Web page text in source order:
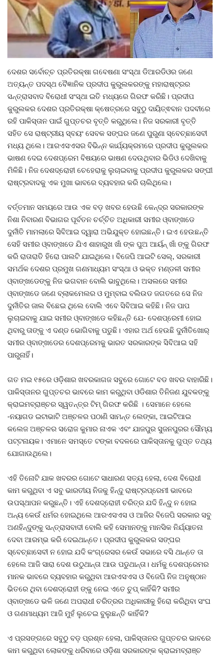
Gallery
ସାହିତ୍ୟ
ସଂସ୍କୃତି
ସିନେମା
ଭିଡିଓ
ଦେଶର ସର୍ବୋଚ୍ଚ ପ୍ରତିରକ୍ଷା ଗବେଷଣା ସଂସ୍ଥା ଡିଆରଡିଓର ଜଣେ
ଅତ୍ୟନ୍ତ ପଦସ୍ଥ ବୈଜ୍ଞାନିକ ପ୍ରଦୀପ କୁରୁଲକରଙ୍କୁ ମହାରାଷ୍ଟ୍ରର
ସନ୍ତ୍ରାସବାଦ ବିରୋଧୀ ସଂସ୍ଥା ଇତି ମଧ୍ୟରେ ଗିରଫ କରିଛି। ପ୍ରଦୀପ
କୁରୁଲକର ଦେଶର ପ୍ରତିରକ୍ଷା କ୍ଷେତ୍ରରେ ସବୁଠୁ ଦାୟିତ୍ଵବାନ ପଦବୀରେ
ରହି ପାକିସ୍ତାନ ପାଇଁ ଗୁପ୍ତଚର ବୃତ୍ତି କରୁଥିଲେ। ନିଜ ସରକାରୀ ବୃତ୍ତି
ସହିତ ସେ ରାଷ୍ଟ୍ରୀୟ ସ୍ବୟଂ ସେବକ ସଙ୍ଘର ଜଣେ ପୁରୁଣା ସ୍ବେଚ୍ଛାସେବୀ
ମଧ୍ୟ ଥିଲେ। ଆରଏସଏସର ବିଭିନ୍ନ କାର୍ଯ୍ୟକ୍ରମରେ ପ୍ରଦୀପ କୁରୁଲକର
ଭାଷଣ ଦେଇ ଦେଶପ୍ରେମ ବିଷୟରେ ଭାଷଣ ଦେଉଥିବାର ଭିଡିଓ ଦେଖିବାକୁ
ମିଳିଛି। ନିଜ ଦେଶଦ୍ରୋହୀ ଚେହେରାକୁ ଲୁଚାଇବାକୁ ପ୍ରଦୀପ କୁରୁଲକର ସଙ୍ଘୀ
ରାଷ୍ଟ୍ରବାଦକୁ ଏକ ମୁଖା ଭାବରେ ବ୍ୟବହାର କରି ଚାଲିଥିଲେ।
ବର୍ତ୍ତମାନ ସମୟରେ ଆଉ ଏକ ବଡ଼ ଖବର ହେଉଛି କେନ୍ଦ୍ର ସରକାରଙ୍କ
ନିଶା ନିବାରଣ ବିଭାଗର ପୂର୍ବତନ ଚର୍ଚ୍ଚିତ ଅଧିକାରୀ ସମୀର ଓ୍ବାଙ୍ଖଡେ
ଦୁର୍ନୀତି ମାମଲାରେ ସିବିଆଇ ଦ୍ୱାରା ଅଭିଯୁକ୍ତ ହୋଇଛନ୍ତି। ଇଏ ହେଉଛନ୍ତି
ସେହି ସମୀର ଓ୍ବାଙ୍ଖଡେ ଯିଏ ଶାହାରୁଖ ଖାଁ ଙ୍କ ପୁଅ ଆର୍ୟନ୍ ଖାଁ ଙ୍କୁ ଗିରଫ
କରି ରାତାରାତି ହିରୋ ପାଲଟି ଯାଇଥିଲେ। ବିଜେପି ଆଇଟି ସେଲ୍, ସରକାରୀ
ସମର୍ଥକ ଦେଶର ପ୍ରମୁଖ ଗଣମାଧ୍ୟମ ସଂସ୍ଥା ଓ ଭକ୍ତ ମଣ୍ଡଳୀ ସମୀର
ଓ୍ବାଙ୍ଖଡେଙ୍କୁ ନିଜ ଭଗବାନ ବୋଲି ଭାବୁଥିଲେ। ଅସଲରେ ସମୀର
ଓ୍ବାଙ୍ଖଡେ ଜଣେ ବ୍ଲାକମେଲର ଓ ମୁମ୍ବାଇ ବଲିଉଡ ଜଗତରେ ସେ ନିଜ
ଦୁର୍ନୀତିର ଜାଲ ବିଛେଇ ଥିଲେ ବୋଲି ଏବେ ସିବିଆଇ କହିଛି। ନିଜ ପାପ
ଲୁଚାଇବାକୁ ଯାଇ ସମୀର ଓ୍ବାଙ୍ଖଡେ କହିଛନ୍ତି ଯେ- ଦେଶପ୍ରେମୀ ହୋଇ
ଥିବାରୁ ତାଙ୍କୁ ଏ ଦଣ୍ଡ ଭୋଗିବାକୁ ପଡୁଛି। ଏହାର ଅର୍ଥ ହେଉଛି ଦୁର୍ନୀତିଖୋର୍
ସମୀର ଓ୍ବାଙ୍ଖଡେର ଦେଶପ୍ରେମକୁ ଭାରତ ସରକାରଙ୍କ ସିବିଆଇ ସହି
ପାରୁନାହିଁ।
ଗତ ମଇ ୧୫ରେ ଓଡ଼ିଶାର ଖବରକାଗଜ ସବୁରେ ଗୋଟେ ବଡ ଖବର ବାହାରିଛି।
ପାକିସ୍ତାନର ଗୁପ୍ତଚର ଭାବରେ କାମ କରୁଥିବା ଓଡିଶାର ତିନିଜଣ ଯୁବକଙ୍କୁ
କ୍ରାଇମବ୍ରାଞ୍ଚର ସ୍ୱତନ୍ତ୍ର ଟିମ୍ ଗିରଫ କରିଛି ‌। ସେମାନେ ହେଲେ
-ନୟାଗଡ ଇଟାଭାଟି ଅଞ୍ଚଳର ପଠାଣି ସାମନ୍ତ ଲେଙ୍କା, ଆଇଟିଆଇ
କଲେଜ ଅଞ୍ଚଳର ସରୋଜ କୁମାର ନାଏକ ଏବଂ ଯାଜପୁର ସୁଜନପୁରର ସୌମ୍ୟ
ପଟ୍ଟନାୟକ। ଏମାନେ ସମସ୍ତେ ଟଙ୍କା ବଦଳରେ ପାକିସ୍ତାନକୁ ଗୁପ୍ତ ତଥ୍ୟ
ଯୋଗାଉଥିଲେ।
ଏହି ତିନୋଟି ଯାକ ଖବରର ଗୋଟେ ସାଧାରଣ ସତ୍ୟ ହେଲା, ଦେଶ ବିରୋଧୀ
କାମ କରୁଥିବା ଏ ସବୁ ଭାରତୀୟ ନିଜକୁ ହିନ୍ଦୁ ରାଷ୍ଟ୍ରପ୍ରେମୀ ଭାବରେ
ଉପସ୍ଥାପନ କରୁଛନ୍ତି। ଏହି ଦେଶଦ୍ରୋହୀ ଚରିତ୍ର ଯଦି ହିନ୍ଦୁ ନ ହୋଇ
ଅନ୍ୟ କେଉଁ ଧର୍ମର ହୋଇଥିଲେ ଆରଏସଏସ ଓ ଆଜିର ବିଜେପି ସରକାର ସବୁ
ଅଣହିନ୍ଦୁଙ୍କୁ ସନ୍ତ୍ରାସବାଦୀ ବୋଲି କହି ସେମାନଙ୍କୁ ମାନସିକ ନିର୍ଯ୍ୟାତନା
ଦେବା ଆରମ୍ଭ କରି ଦେଇଥାନ୍ତେ। ପ୍ରଦୀପ କୁରୁଲକର ସଙ୍ଘର
ସ୍ବେଚ୍ଛାସେବୀ ନ ହୋଇ ଯଦି କଂଗ୍ରେସର କେଉଁ ସଭାରେ ବସି ଥାନ୍ତେ ତା
ହେଲେ ଆଜି ସାରା ଦେଶ ଉଠୁଥାନ୍ତା ଆଉ ପଡୁଥାନ୍ତା। ଧର୍ମକୁ ଦେଶପ୍ରେମର
ମାନକ ଭାବରେ ବ୍ୟବହାର କରୁଥିବା ଆରଏସଏସ ଓ ବିଜେପି ନିଜ ଅନୁଷ୍ଠାନ
ଭିତରେ ଥିବା ଦେଶଦ୍ରୋହୀ ଙ୍କୁ ନେଇ ଏତେ ଚୁପ୍ କାହିଁକି? ସମୀର
ଓ୍ବାଙ୍ଖଡେ ଭଳି ଜଣେ ଅପରାଧୀ ଚରିତ୍ରର ଅଧିକାରୀକୁ ହିରୋ କରିଥିବା ସଂଘ
ଓ ଗଣମାଧ୍ୟମ ଆଜି ମୁହଁ ଲୁଚେଇ ବୁଲୁଛନ୍ତି କାହିଁକି?
ଏ ପ୍ରସଙ୍ଗରେ ସବୁଠୁ ବଡ଼ ପ୍ରଶ୍ନ ହେଲା, ପାକିସ୍ତାନର ଗୁପ୍ତଚର ଭାବରେ
କାମ କରୁଥିବା ଲୋକଙ୍କୁ ଧରିବାରେ ଓଡ଼ିଶା ସରକାରଙ୍କ କ୍ରାଇମବ୍ରାଞ୍ଚ